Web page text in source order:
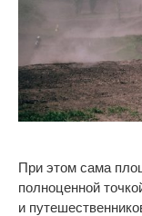
При этом сама
полноценной
и